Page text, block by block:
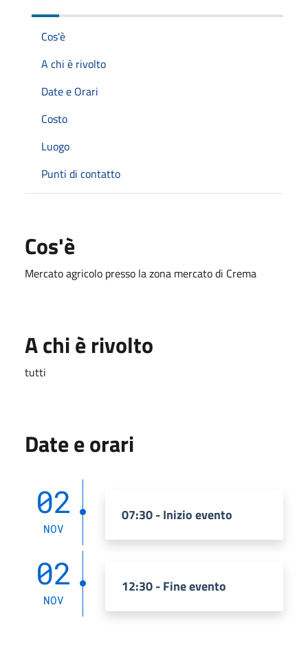
Cos'è
A chi è rivolto
Date e Orari
Costo
Luogo
Punti di contatto
Cos'è
Mercato agricolo presso la zona mercato di Crema
A chi è rivolto
tutti
Date e orari
02
NOV
07:30 - Inizio evento
02
NOV
12:30 - Fine evento